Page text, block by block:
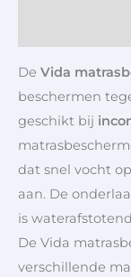
De Vida
beschermen
geschikt bij
dat snel vocht
aan. De
is
De Vida
verschillende